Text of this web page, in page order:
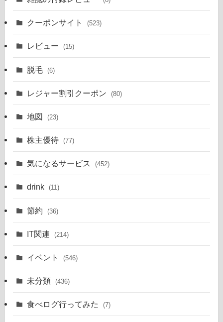
クーポンサイト (523)
レビュー (15)
脱毛 (6)
レジャー割引クーポン (80)
地図 (23)
株主優待 (77)
気になるサービス (452)
drink (11)
節約 (36)
IT関連 (214)
イベント (546)
未分類 (436)
食べログ行ってみた (7)